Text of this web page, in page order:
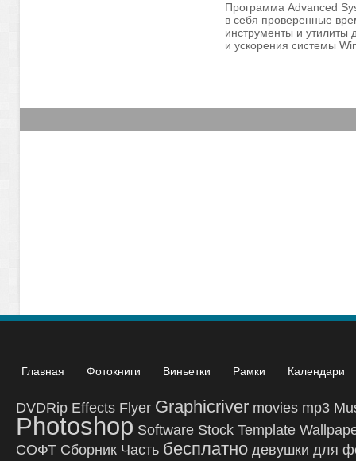
Программа Advanced
в себя проверенные
инструменты и утилиты
и ускорения системы
Главная Фотокниги Виньетки Рамки Календари
DVDRip Effects Flyer Graphicriver movies mp3
Photoshop Software Stock Template
СОФТ Сборник Часть бесплатно девушки для